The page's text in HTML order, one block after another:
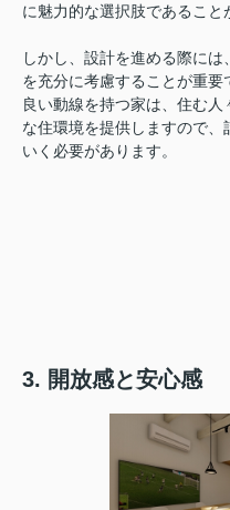
に魅力的な選択肢であること
しかし、設計を進める際に
を充分に考慮することが重要
良い動線を持つ家は、住む
な住環境を提供しますので
いく必要があります。
3. 開放感と安心感